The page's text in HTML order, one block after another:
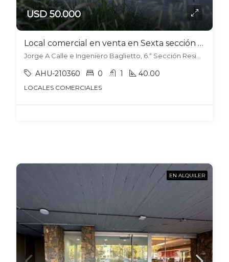
USD 50.000
Local comercial en venta en Sexta sección – Ciudad
Jorge A Calle e Ingeniero Baglietto, 6.ª Sección Residencial Norte, Mendoza
AHU-210360 0 1 40.00
LOCALES COMERCIALES
EN ALQUILER